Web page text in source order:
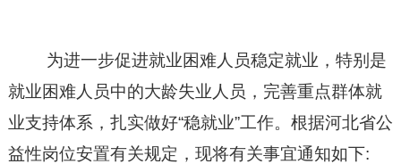
为进一步促进就业困难人员稳定就业，特别是
就业困难人员中的大龄失业人员，完善重点群体就
业支持体系，扎实做好“稳就业”工作。根据河北省公
益性岗位安置有关规定， 现将有关事宜通知如下: